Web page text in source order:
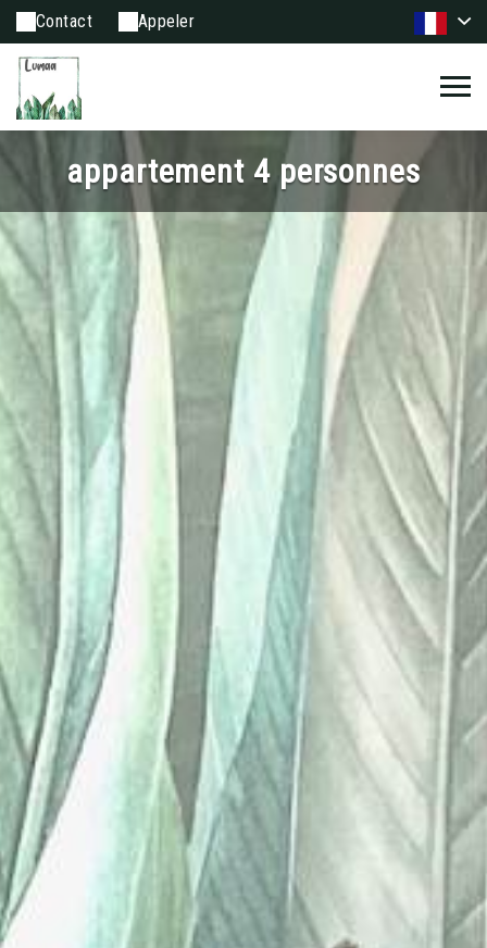
Contact Appeler
appartement 4 personnes